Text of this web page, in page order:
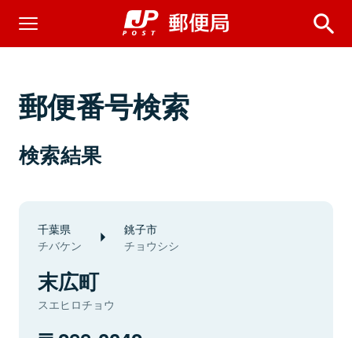
郵便番号検索
検索結果
千葉県
チバケン
銚子市
チョウシシ
末広町
スエヒロチョウ